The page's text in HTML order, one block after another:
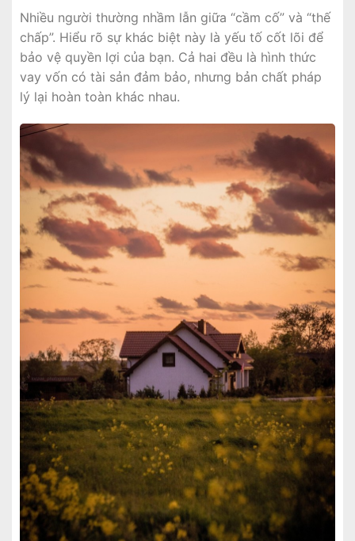
Nhiều người thường nhầm lẫn giữa “cầm cố” và “thế
chấp”. Hiểu rõ sự khác biệt này là yếu tố cốt lõi để
bảo vệ quyền lợi của bạn. Cả hai đều là hình thức
vay vốn có tài sản đảm bảo, nhưng bản chất pháp
lý lại hoàn toàn khác nhau.